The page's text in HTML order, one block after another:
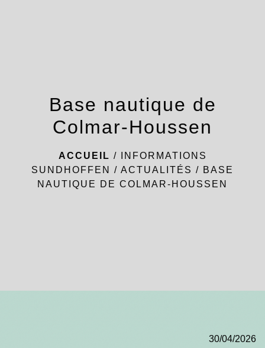
Base nautique de
Colmar-Houssen
ACCUEIL /
INFORMATIONS
SUNDHOFFEN
/ ACTUALITÉS / BASE
NAUTIQUE DE COLMAR-HOUSSEN
30/04/2026